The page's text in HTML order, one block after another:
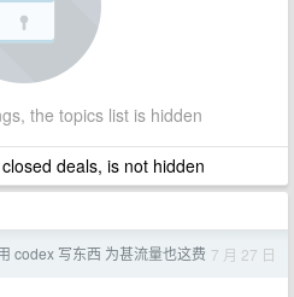
the topics list is hidden
deals, is not hidden
codex 写东西 为甚流量也这费 7 月 27 日